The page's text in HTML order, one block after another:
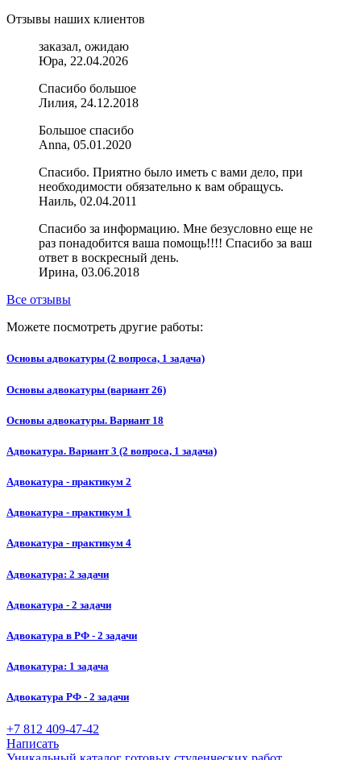
Отзывы наших клиентов
заказал, ожидаю
Юра, 22.04.2026
Спасибо большое
Лилия, 24.12.2018
Большое спасибо
Anna, 05.01.2020
Спасибо. Приятно было иметь с вами дело, при
необходимости обязательно к вам обращусь.
Наиль, 02.04.2011
Спасибо за информацию. Мне безусловно еще не
раз понадобится ваша помощь!!!! Спасибо за ваш
ответ в воскресный день.
Ирина, 03.06.2018
Все отзывы
Можете посмотреть другие работы:
Основы адвокатуры (2 вопроса, 1 задача)
Основы адвокатуры (вариант 26)
Основы адвокатуры. Вариант 18
Адвокатура. Вариант 3 (2 вопроса, 1 задача)
Адвокатура - практикум 2
Адвокатура - практикум 1
Адвокатура - практикум 4
Адвокатура: 2 задачи
Адвокатура - 2 задачи
Адвокатура в РФ - 2 задачи
Адвокатура: 1 задача
Адвокатура РФ - 2 задачи
+7 812 409-47-42
Написать